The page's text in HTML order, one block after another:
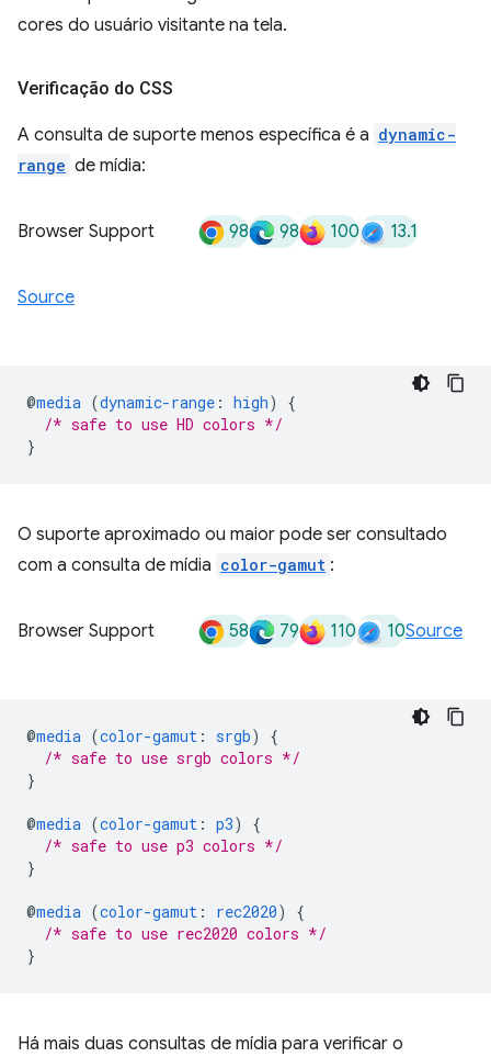
cores do usuário visitante na tela.
Verificação do CSS
A consulta de suporte menos específica é a dynamic-
range de mídia:
Browser Support 98 98 100 13.1
Source
@media (dynamic-range : high)
{
/* safe to use HD colors */
}
O suporte aproximado ou maior pode ser consultado
com a consulta de mídia color-gamut :
Browser Support 58 79 110 10Source
@media (color-gamut : srgb)
{
/* safe to use srgb colors */
}
@media (color-gamut : p3)
{
/* safe to use p3 colors */
}
@media (color-gamut : rec2020)
{
/* safe to use rec2020 colors */
}
Há mais duas consultas de mídia para verificar o